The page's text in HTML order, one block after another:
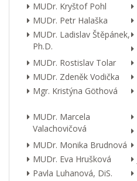
MUDr. Kryštof Pohl
MUDr. Petr Halaška
MUDr. Ladislav Štěpánek,
Ph.D.
MUDr. Rostislav Tolar
MUDr. Zdeněk Vodička
Mgr. Kristýna Göthová
MUDr. Marcela
Valachovičová
MUDr. Monika Brudnová
MUDr. Eva Hrušková
Pavla Luhanová, DiS.